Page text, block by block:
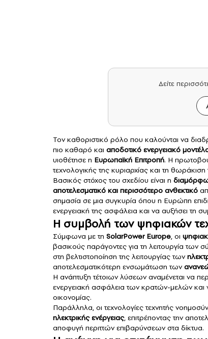
Δείτε
Τον καθοριστικό ρόλο που καλούνται να
πιο καθαρό και αποδοτικό ενεργειακό
υιοθέτησε η Ευρωπαϊκή Επιτροπή. Η
τεχνολογικής της κυριαρχίας και τη
Βασικός στόχος του σχεδίου είναι η
αποτελεσματικό και περισσότερο ανθεκτικό
σημασία σε μια συγκυρία όπου η Ευρώπη
ενεργειακή της ασφάλεια και να αυξήσει τη
Η συμβολή των ψηφιακών
Σύμφωνα με τη SolarPower Europe, οι
βασικούς παράγοντες για τη λειτουργία των
στη βελτιστοποίηση της λειτουργίας των
αποτελεσματικότερη ενσωμάτωση των
Η ανάπτυξη τέτοιων λύσεων αναμένεται να
ενεργειακή ασφάλεια των κρατών-μελών και
οικονομίας.
Παράλληλα, οι τεχνολογίες τεχνητής
ηλεκτρικής ενέργειας, επιτρέποντας την
αποφυγή περιττών επιβαρύνσεων στα δίκτυα.